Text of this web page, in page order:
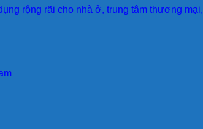
rộng rãi cho nhà ở, trung tâm thương mại,